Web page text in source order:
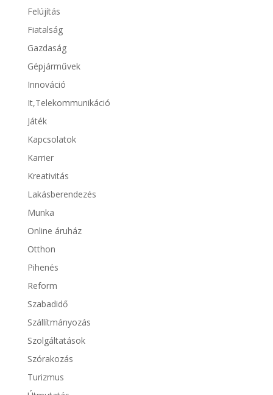
Felújítás
Fiatalság
Gazdaság
Gépjárművek
Innováció
It,Telekommunikáció
Játék
Kapcsolatok
Karrier
Kreativitás
Lakásberendezés
Munka
Online áruház
Otthon
Pihenés
Reform
Szabadidő
Szállítmányozás
Szolgáltatások
Szórakozás
Turizmus